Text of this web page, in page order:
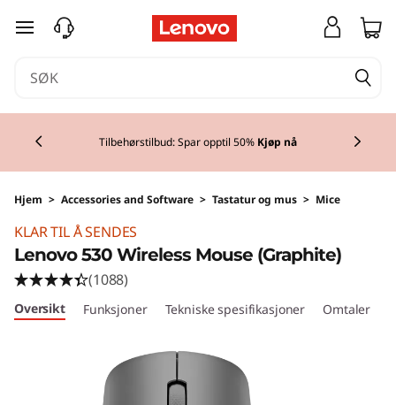
gå til hovedinnhold
Tilbehørstilbud: Spar opptil 50% Kjøp nå
Hjem > Accessories and Software > Tastatur og mus > Mice
KLAR TIL Å SENDES
Lenovo 530 Wireless Mouse (Graphite)
(1088)
Oversikt Funksjoner Tekniske spesifikasjoner Omtaler